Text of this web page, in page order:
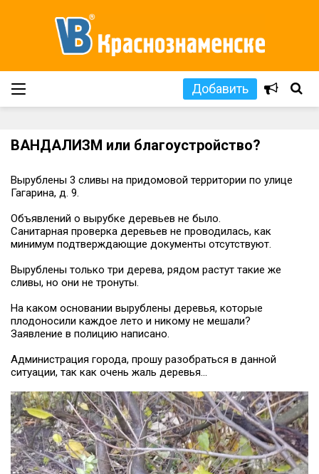
Добавить
ВАНДАЛИЗМ или благоустройство?
Вырублены 3 сливы на придомовой территории по улице
Гагарина, д. 9.
Объявлений о вырубке деревьев не было.
Санитарная проверка деревьев не проводилась, как
минимум подтверждающие документы отсутствуют.
Вырублены только три дерева, рядом растут такие же
сливы, но они не тронуты.
На каком основании вырублены деревья, которые
плодоносили каждое лето и никому не мешали?
Заявление в полицию написано.
Администрация города, прошу разобраться в данной
ситуации, так как очень жаль деревья...